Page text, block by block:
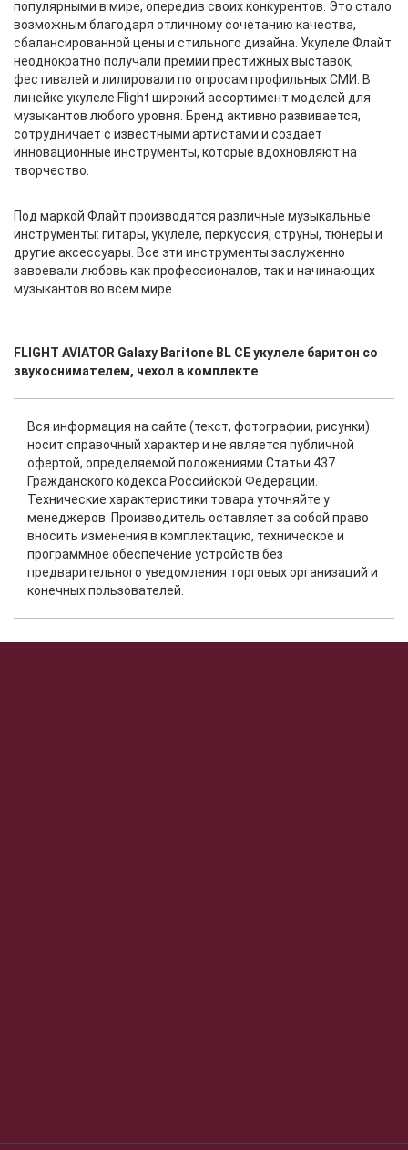
популярными в мире, опередив своих конкурентов. Это стало
возможным благодаря отличному сочетанию качества,
сбалансированной цены и стильного дизайна. Укулеле Флайт
неоднократно получали премии престижных выставок,
фестивалей и лилировали по опросам профильных СМИ. В
линейке укулеле Flight широкий ассортимент моделей для
музыкантов любого уровня. Бренд активно развивается,
сотрудничает с известными артистами и создает
инновационные инструменты, которые вдохновляют на
творчество.
Под маркой Флайт производятся различные музыкальные
инструменты: гитары, укулеле, перкуссия, струны, тюнеры и
другие аксессуары. Все эти инструменты заслуженно
завоевали любовь как профессионалов, так и начинающих
музыкантов во всем мире.
FLIGHT AVIATOR Galaxy Baritone BL CE укулеле баритон со
звукоснимателем, чехол в комплекте
Вся информация на сайте (текст, фотографии, рисунки)
носит справочный характер и не является публичной
офертой, определяемой положениями Статьи 437
Гражданского кодекса Российской Федерации.
Технические характеристики товара уточняйте у
менеджеров. Производитель оставляет за собой право
вносить изменения в комплектацию, техническое и
программное обеспечение устройств без
предварительного уведомления торговых организаций и
конечных пользователей.